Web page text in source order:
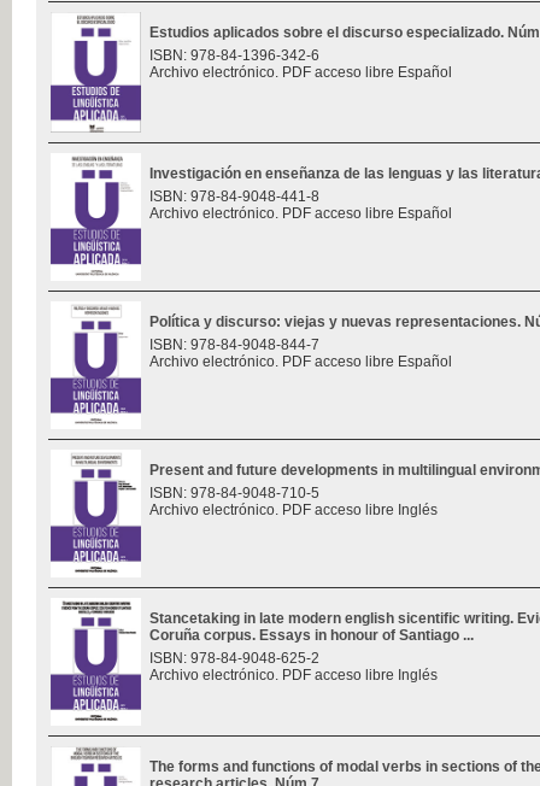
Estudios aplicados sobre el discurso especializado.
ISBN: 978-84-1396-342-6
Archivo electrónico. PDF acceso libre Español
Investigación en enseñanza de las lenguas y las
ISBN: 978-84-9048-441-8
Archivo electrónico. PDF acceso libre Español
Política y discurso: viejas y nuevas representaciones.
ISBN: 978-84-9048-844-7
Archivo electrónico. PDF acceso libre Español
Present and future developments in multilingual
ISBN: 978-84-9048-710-5
Archivo electrónico. PDF acceso libre Inglés
Stancetaking in late modern english sicentific writing.
Coruña corpus. Essays in honour of Santiago ...
ISBN: 978-84-9048-625-2
Archivo electrónico. PDF acceso libre Inglés
The forms and functions of modal verbs in sections of